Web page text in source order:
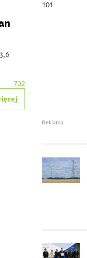
702
101
Reklama